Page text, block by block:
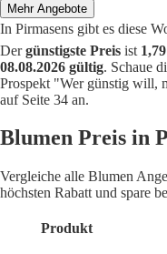
Mehr Angebote
In Pirmasens gibt es diese
Dergünstigste Preis ist
08.08.2026 gültig. Schaue
Prospekt "Wer günstig will,
auf Seite 34 an.
Blumen Preis in
Vergleiche alle Blumen
höchsten Rabatt und spare
Produkt